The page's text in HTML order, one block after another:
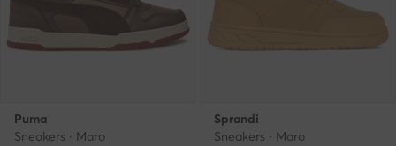
Puma
Sneakers · Maro
Sprandi
Sneakers · Maro